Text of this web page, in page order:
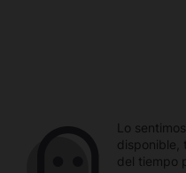
Lo
disponible,
del tiempo